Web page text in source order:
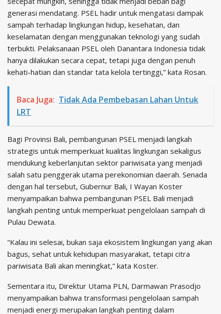
generasi mendatang. PSEL hadir untuk mengatasi dampak
sampah terhadap lingkungan hidup, kesehatan, dan
keselamatan dengan menggunakan teknologi yang sudah
terbukti. Pelaksanaan PSEL oleh Danantara Indonesia tidak
hanya dilakukan secara cepat, tetapi juga dengan penuh
kehati-hatian dan standar tata kelola tertinggi,” kata Rosan.
Baca Juga: Tidak Ada Pembebasan Lahan Untuk
LRT
Bagi Provinsi Bali, pembangunan PSEL menjadi langkah
strategis untuk memperkuat kualitas lingkungan sekaligus
mendukung keberlanjutan sektor pariwisata yang menjadi
salah satu penggerak utama perekonomian daerah. Senada
dengan hal tersebut, Gubernur Bali, I Wayan Koster
menyampaikan bahwa pembangunan PSEL Bali menjadi
langkah penting untuk memperkuat pengelolaan sampah di
Pulau Dewata.
“Kalau ini selesai, bukan saja ekosistem lingkungan yang akan
bagus, sehat untuk kehidupan masyarakat, tetapi citra
pariwisata Bali akan meningkat,” kata Koster.
Sementara itu, Direktur Utama PLN, Darmawan Prasodjo
menyampaikan bahwa transformasi pengelolaan sampah
menjadi energi merupakan langkah penting dalam